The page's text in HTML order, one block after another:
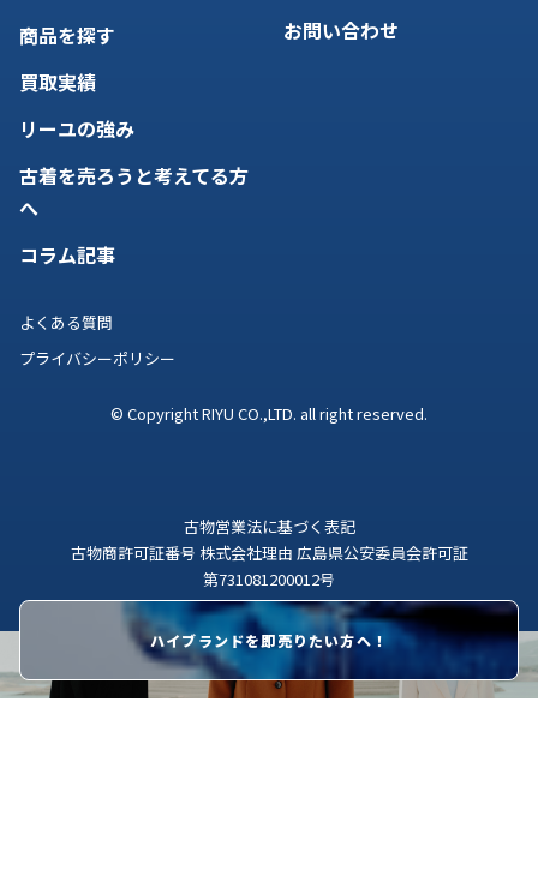
ハイブランドを即売りたい方へ！
商品を探す
買取実績
リーユの強み
古着を売ろうと考えてる方
へ
コラム記事
お問い合わせ
よくある質問
プライバシーポリシー
© Copyright RIYU CO.,LTD. all right reserved.
古物営業法に基づく表記
古物商許可証番号 株式会社理由 広島県公安委員会許可証
第731081200012号